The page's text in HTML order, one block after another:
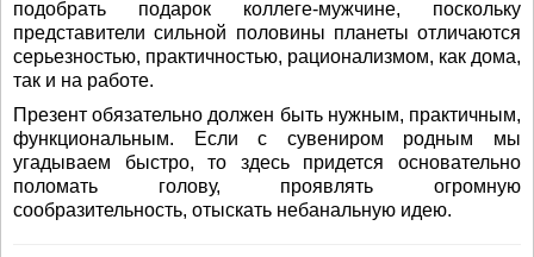
подобрать подарок коллеге-мужчине, поскольку
представители сильной половины планеты отличаются
серьезностью, практичностью, рационализмом, как дома,
так и на работе.
Презент обязательно должен быть нужным, практичным,
функциональным. Если с сувениром родным мы
угадываем быстро, то здесь придется основательно
поломать голову, проявлять огромную
сообразительность, отыскать небанальную идею.